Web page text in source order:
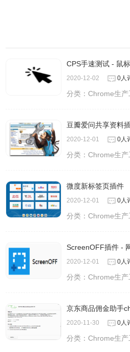
CPS手速测试 - 鼠
2020-12-02 0人
分类：Chrome生
豆瓣爱问共享资料
2020-12-01 0人
分类：Chrome生
微度新标签页插件
2020-12-01 0人
分类：Chrome生
ScreenOFF插件 -
2020-12-01 0人
分类：Chrome生
京东商品佣金助手
2020-11-30 0人
分类：Chrome生